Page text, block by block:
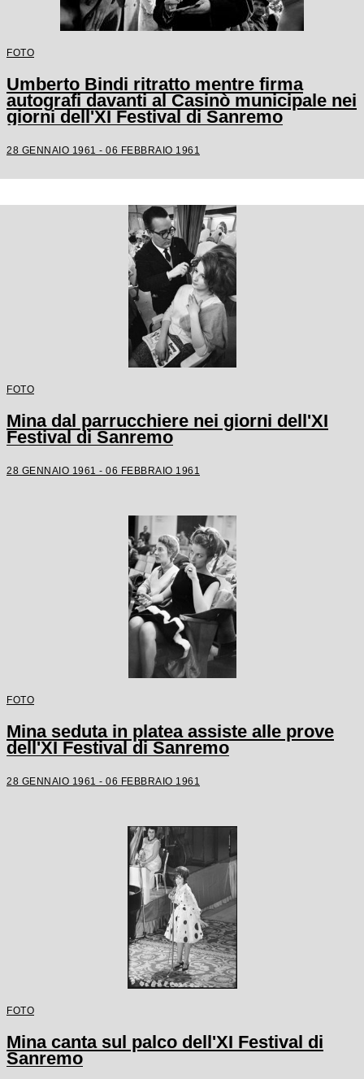
FOTO
Umberto Bindi ritratto mentre firma
autografi davanti al Casinò municipale nei
giorni dell'XI Festival di Sanremo
28 GENNAIO 1961 - 06 FEBBRAIO 1961
FOTO
Mina dal parrucchiere nei giorni dell'XI
Festival di Sanremo
28 GENNAIO 1961 - 06 FEBBRAIO 1961
FOTO
Mina seduta in platea assiste alle prove
dell'XI Festival di Sanremo
28 GENNAIO 1961 - 06 FEBBRAIO 1961
FOTO
Mina canta sul palco dell'XI Festival di
Sanremo